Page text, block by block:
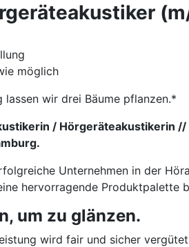
möglich
lassen wir drei Bäume pflanzen.*
/ Hörgeräteakustikerin
Unternehmen in der
hervorragende Produktpalette
um zu glänzen.
wird fair und sicher